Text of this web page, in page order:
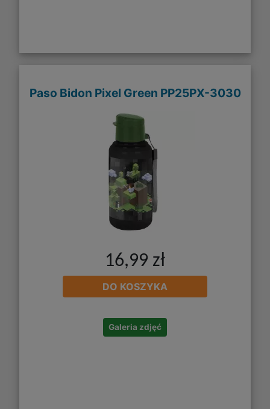
Paso Bidon Pixel Green PP25PX-3030
16,99 zł
DO KOSZYKA
Galeria zdjęć